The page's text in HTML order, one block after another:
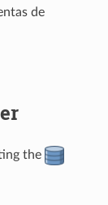
de
the